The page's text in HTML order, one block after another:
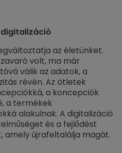
2026
az életünket.
volt, ma már
válik az adatok, a
révén. Az ötletek
a koncepciók
a termékek
alakulnak. A digitalizáció
és a fejlődést
amely újrafeltalálja magát.